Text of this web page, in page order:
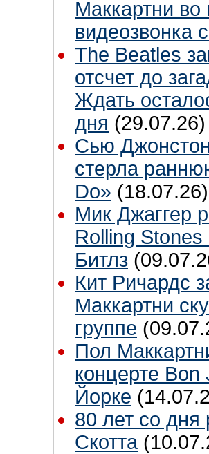
Маккартни во
видеозвонка
The Beatles
отсчет до
Ждать
дня (29.07.26)
Сью
стерла
Do» (18.07.26)
Мик Джаггер
Rolling Stones
Битлз
Кит Ричардс
Маккартни
группе
Пол
концерте
Йорке
80 лет со
Скотта